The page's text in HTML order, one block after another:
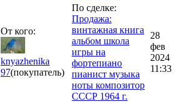
От кого:
knyazhenika
97(покупатель)
По сделке:
Продажа:
винтажная книга
альбом школа
игры на
фортепиано
пианист музыка
ноты композитор
СССР 1964 г.
28
фев
2024
11:33